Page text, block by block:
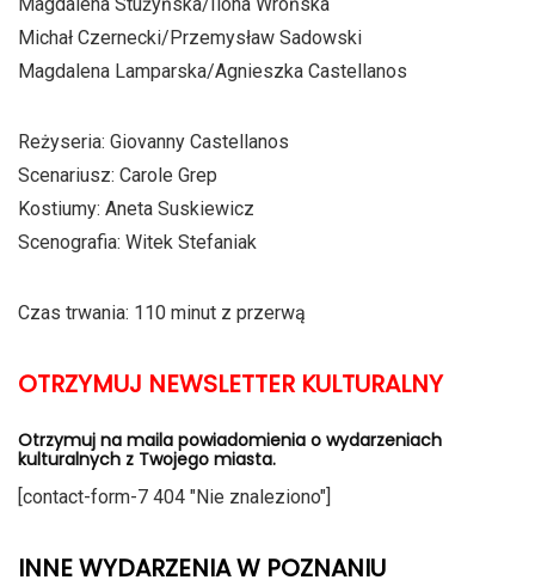
Michał Czernecki/Przemysław Sadowski
Magdalena Lamparska/Agnieszka Castellanos
Reżyseria: Giovanny Castellanos
Scenariusz: Carole Grep
Kostiumy: Aneta Suskiewicz
Scenografia: Witek Stefaniak
Czas trwania: 110 minut z przerwą
OTRZYMUJ NEWSLETTER KULTURALNY
Otrzymuj na maila powiadomienia o wydarzeniach
kulturalnych z Twojego miasta.
[contact-form-7 404 "Nie znaleziono"]
INNE WYDARZENIA W POZNANIU